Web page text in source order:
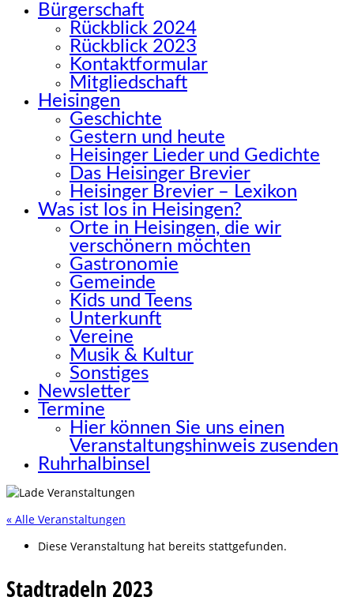
Bürgerschaft
Rückblick 2024
Rückblick 2023
Kontaktformular
Mitgliedschaft
Heisingen
Geschichte
Gestern und heute
Heisinger Lieder und Gedichte
Das Heisinger Brevier
Heisinger Brevier – Lexikon
Was ist los in Heisingen?
Orte in Heisingen, die wir
verschönern möchten
Gastronomie
Gemeinde
Kids und Teens
Unterkunft
Vereine
Musik & Kultur
Sonstiges
Newsletter
Termine
Hier können Sie uns einen
Veranstaltungshinweis zusenden
Ruhrhalbinsel
« Alle Veranstaltungen
Diese Veranstaltung hat bereits stattgefunden.
Stadtradeln 2023